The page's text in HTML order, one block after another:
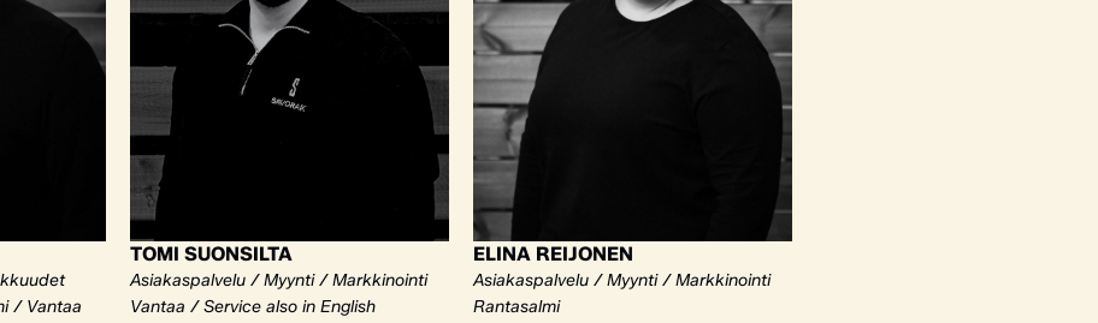
/ Vantaa
TOMI SUONSILTA
Asiakaspalvelu / Myynti / Markkinointi
Vantaa / Service also in English
ELINA REIJONEN
Asiakaspalvelu / Myynti / Markkinointi
Rantasalmi